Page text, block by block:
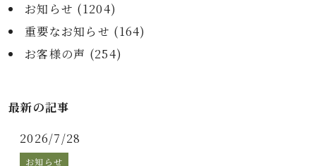
お知らせ (1204)
重要なお知らせ (164)
お客様の声 (254)
最新の記事
2026/7/28
お知らせ